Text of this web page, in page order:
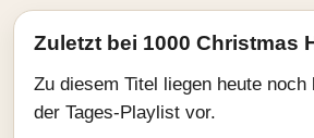
Zuletzt bei 1000 Christmas
Zu diesem Titel liegen heute
der Tages-Playlist vor.